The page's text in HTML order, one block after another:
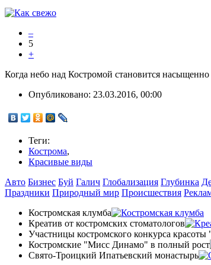
–
5
+
Когда небо над Костромой становится насыщенно
Опубликовано: 23.03.2016, 00:00
Теги:
Кострома,
Красивые виды
Авто Бизнес Буй Галич Глобализация Глубинка
Праздники Природный мир Происшествия
Костромская клумба
Креатив от костромских стоматологов
Участницы костромского конкурса
Костромские "Мисс Динамо" в полный рост
Свято-Троицкий Ипатьевский монастырь